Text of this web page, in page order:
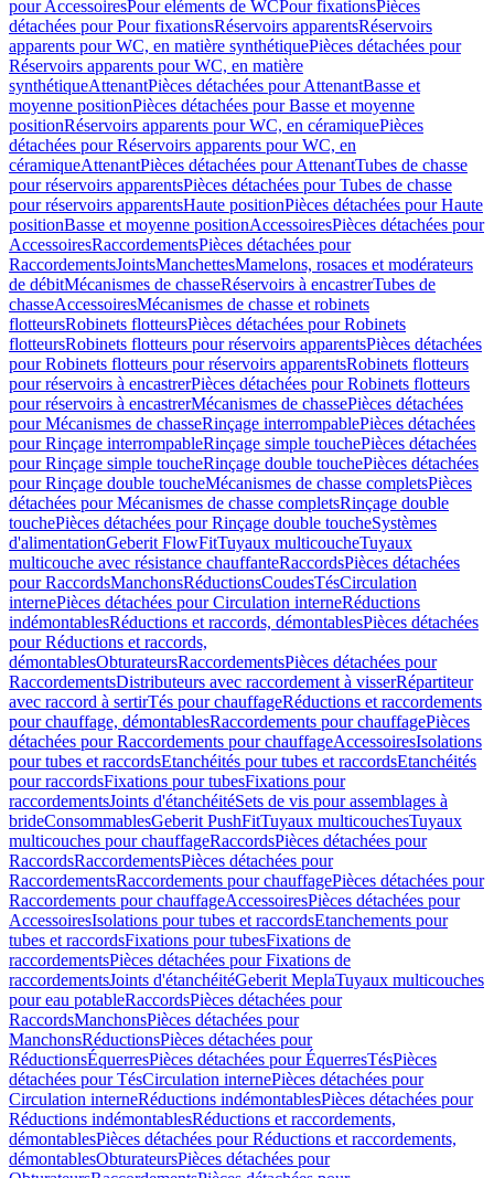
pour AccessoiresPour eléments de WCPour fixationsPièces
détachées pour Pour fixationsRéservoirs apparentsRéservoirs
apparents pour WC, en matière synthétiquePièces détachées pour
Réservoirs apparents pour WC, en matière
synthétiqueAttenantPièces détachées pour AttenantBasse et
moyenne positionPièces détachées pour Basse et moyenne
positionRéservoirs apparents pour WC, en céramiquePièces
détachées pour Réservoirs apparents pour WC, en
céramiqueAttenantPièces détachées pour AttenantTubes de chasse
pour réservoirs apparentsPièces détachées pour Tubes de chasse
pour réservoirs apparentsHaute positionPièces détachées pour Haute
positionBasse et moyenne positionAccessoiresPièces détachées pour
AccessoiresRaccordementsPièces détachées pour
RaccordementsJointsManchettesMamelons, rosaces et modérateurs
de débitMécanismes de chasseRéservoirs à encastrerTubes de
chasseAccessoiresMécanismes de chasse et robinets
flotteursRobinets flotteursPièces détachées pour Robinets
flotteursRobinets flotteurs pour réservoirs apparentsPièces détachées
pour Robinets flotteurs pour réservoirs apparentsRobinets flotteurs
pour réservoirs à encastrerPièces détachées pour Robinets flotteurs
pour réservoirs à encastrerMécanismes de chassePièces détachées
pour Mécanismes de chasseRinçage interrompablePièces détachées
pour Rinçage interrompableRinçage simple touchePièces détachées
pour Rinçage simple toucheRinçage double touchePièces détachées
pour Rinçage double toucheMécanismes de chasse completsPièces
détachées pour Mécanismes de chasse completsRinçage double
touchePièces détachées pour Rinçage double toucheSystèmes
d'alimentationGeberit FlowFitTuyaux multicoucheTuyaux
multicouche avec résistance chauffanteRaccordsPièces détachées
pour RaccordsManchonsRéductionsCoudesTésCirculation
internePièces détachées pour Circulation interneRéductions
indémontablesRéductions et raccords, démontablesPièces détachées
pour Réductions et raccords,
démontablesObturateursRaccordementsPièces détachées pour
RaccordementsDistributeurs avec raccordement à visserRépartiteur
avec raccord à sertirTés pour chauffageRéductions et raccordements
pour chauffage, démontablesRaccordements pour chauffagePièces
détachées pour Raccordements pour chauffageAccessoiresIsolations
pour tubes et raccordsEtanchéités pour tubes et raccordsEtanchéités
pour raccordsFixations pour tubesFixations pour
raccordementsJoints d'étanchéitéSets de vis pour assemblages à
brideConsommablesGeberit PushFitTuyaux multicouchesTuyaux
multicouches pour chauffageRaccordsPièces détachées pour
RaccordsRaccordementsPièces détachées pour
RaccordementsRaccordements pour chauffagePièces détachées pour
Raccordements pour chauffageAccessoiresPièces détachées pour
AccessoiresIsolations pour tubes et raccordsEtanchements pour
tubes et raccordsFixations pour tubesFixations de
raccordementsPièces détachées pour Fixations de
raccordementsJoints d'étanchéitéGeberit MeplaTuyaux multicouches
pour eau potableRaccordsPièces détachées pour
RaccordsManchonsPièces détachées pour
ManchonsRéductionsPièces détachées pour
RéductionsÉquerresPièces détachées pour ÉquerresTésPièces
détachées pour TésCirculation internePièces détachées pour
Circulation interneRéductions indémontablesPièces détachées pour
Réductions indémontablesRéductions et raccordements,
démontablesPièces détachées pour Réductions et raccordements,
démontablesObturateursPièces détachées pour